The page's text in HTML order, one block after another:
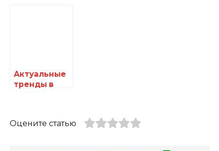
Актуальные
тренды в
материалы и
Оцените статью